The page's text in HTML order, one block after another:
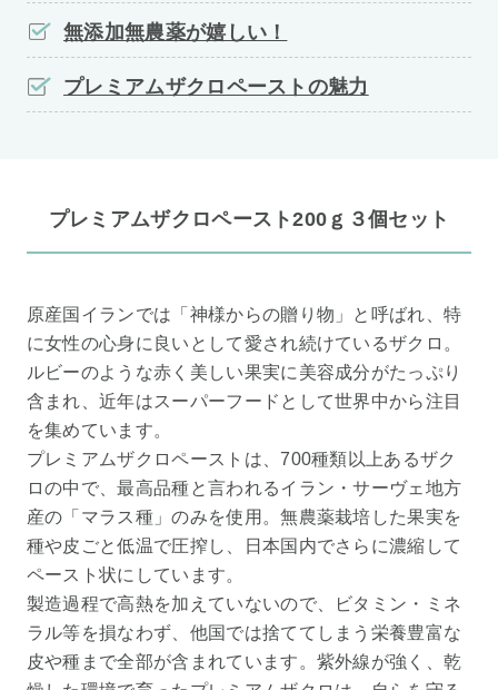
無添加無農薬が嬉しい！
プレミアムザクロペーストの魅力
プレミアムザクロペースト200ｇ３個セット
原産国イランでは「神様からの贈り物」と呼ばれ、特
に女性の心身に良いとして愛され続けているザクロ。
ルビーのような赤く美しい果実に美容成分がたっぷり
含まれ、近年はスーパーフードとして世界中から注目
を集めています。
プレミアムザクロペーストは、700種類以上あるザク
ロの中で、最高品種と言われるイラン・サーヴェ地方
産の「マラス種」のみを使用。無農薬栽培した果実を
種や皮ごと低温で圧搾し、日本国内でさらに濃縮して
ペースト状にしています。
製造過程で高熱を加えていないので、ビタミン・ミネ
ラル等を損なわず、他国では捨ててしまう栄養豊富な
皮や種まで全部が含まれています。紫外線が強く、乾